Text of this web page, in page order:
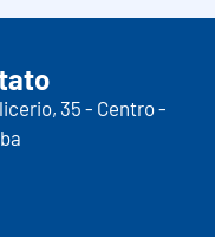
35 - Centro -